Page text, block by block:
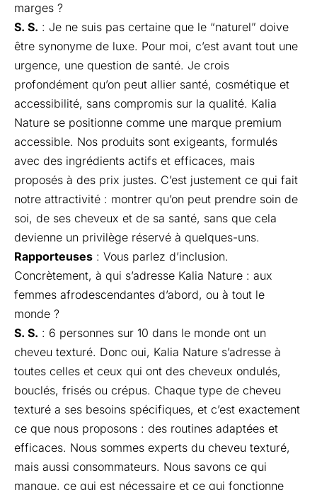
marges ?
S. S. : Je ne suis pas certaine que le “naturel” doive
être synonyme de luxe. Pour moi, c’est avant tout une
urgence, une question de santé. Je crois
profondément qu’on peut allier santé, cosmétique et
accessibilité, sans compromis sur la qualité. Kalia
Nature se positionne comme une marque premium
accessible. Nos produits sont exigeants, formulés
avec des ingrédients actifs et efficaces, mais
proposés à des prix justes. C’est justement ce qui fait
notre attractivité : montrer qu’on peut prendre soin de
soi, de ses cheveux et de sa santé, sans que cela
devienne un privilège réservé à quelques-uns.
Rapporteuses : Vous parlez d’inclusion.
Concrètement, à qui s’adresse Kalia Nature : aux
femmes afrodescendantes d’abord, ou à tout le
monde ?
S. S. : 6 personnes sur 10 dans le monde ont un
cheveu texturé. Donc oui, Kalia Nature s’adresse à
toutes celles et ceux qui ont des cheveux ondulés,
bouclés, frisés ou crépus. Chaque type de cheveu
texturé a ses besoins spécifiques, et c’est exactement
ce que nous proposons : des routines adaptées et
efficaces. Nous sommes experts du cheveu texturé,
mais aussi consommateurs. Nous savons ce qui
manque, ce qui est nécessaire et ce qui fonctionne